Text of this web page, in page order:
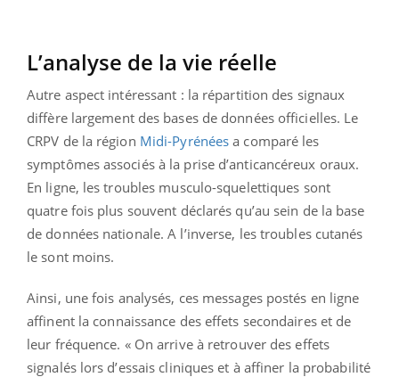
L’analyse de la vie réelle
Autre aspect intéressant : la répartition des signaux
diffère largement des bases de données officielles. Le
CRPV de la région Midi-Pyrénées a comparé les
symptômes associés à la prise d’anticancéreux oraux.
En ligne, les troubles musculo-squelettiques sont
quatre fois plus souvent déclarés qu’au sein de la base
de données nationale. A l’inverse, les troubles cutanés
le sont moins.
Ainsi, une fois analysés, ces messages postés en ligne
affinent la connaissance des effets secondaires et de
leur fréquence. « On arrive à retrouver des effets
signalés lors d’essais cliniques et à affiner la probabilité